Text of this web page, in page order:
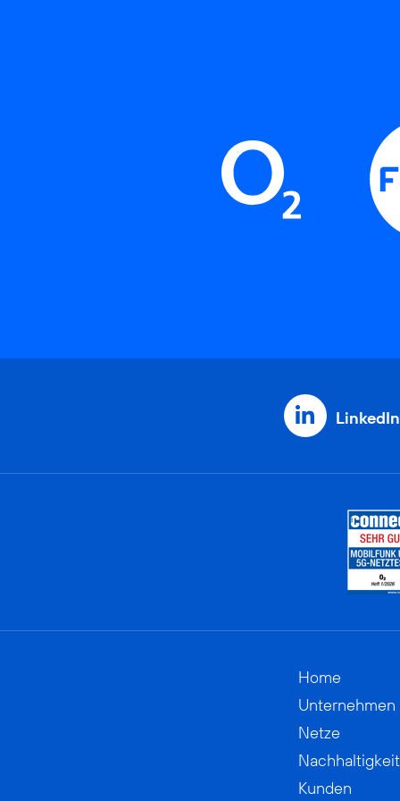
LinkedIn
Home
Unternehmen
Netze
Nachhaltigkeit
Kunden